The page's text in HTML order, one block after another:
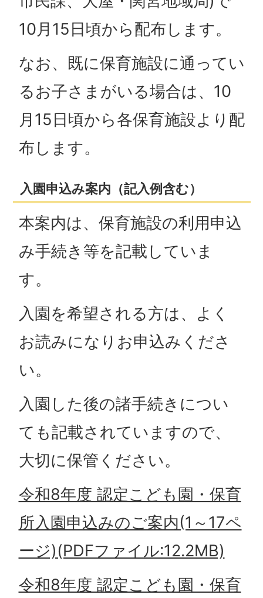
10月15日頃から配布します。
なお、既に保育施設に通ってい
るお子さまがいる場合は、10
月15日頃から各保育施設より配
布します。
入園申込み案内（記入例含む）
本案内は、保育施設の利用申込
み手続き等を記載していま
す。
入園を希望される方は、よく
お読みになりお申込みくださ
い。
入園した後の諸手続きについ
ても記載されていますので、
大切に保管ください。
令和8年度 認定こども園・保育
所入園申込みのご案内(1～17ペ
ージ)(PDFファイル:12.2MB)
令和8年度 認定こども園・保育